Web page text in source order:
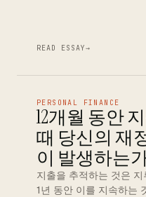
READ ESSAY→
PERSONAL FINANCE
12개월 동안
때 당신의 재
이 발생하는
지출을 추적하는 것은
1년 동안 이를 지속하는